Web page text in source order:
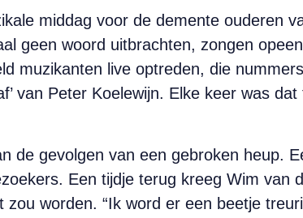
middag voor de demente ouderen
geen woord uitbrachten, zongen
muzikanten live optreden, die
van Peter Koelewijn. Elke keer was dat
de gevolgen van een gebroken heup.
Een tijdje terug kreeg Wim van
worden. “Ik word er een beetje